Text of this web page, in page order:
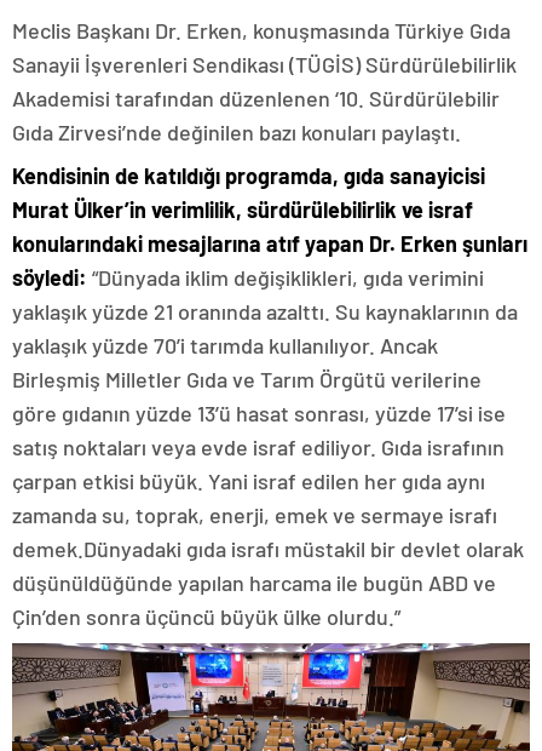
Meclis Başkanı Dr. Erken, konuşmasında Türkiye Gıda
Sanayii İşverenleri Sendikası (TÜGİS) Sürdürülebilirlik
Akademisi tarafından düzenlenen ‘10. Sürdürülebilir
Gıda Zirvesi’nde değinilen bazı konuları paylaştı.
Kendisinin de katıldığı programda, gıda sanayicisi
Murat Ülker’in verimlilik, sürdürülebilirlik ve israf
konularındaki mesajlarına atıf yapan Dr. Erken şunları
söyledi: “Dünyada iklim değişiklikleri, gıda verimini
yaklaşık yüzde 21 oranında azalttı. Su kaynaklarının da
yaklaşık yüzde 70’i tarımda kullanılıyor. Ancak
Birleşmiş Milletler Gıda ve Tarım Örgütü verilerine
göre gıdanın yüzde 13’ü hasat sonrası, yüzde 17’si ise
satış noktaları veya evde israf ediliyor. Gıda israfının
çarpan etkisi büyük. Yani israf edilen her gıda aynı
zamanda su, toprak, enerji, emek ve sermaye israfı
demek.Dünyadaki gıda israfı müstakil bir devlet olarak
düşünüldüğünde yapılan harcama ile bugün ABD ve
Çin’den sonra üçüncü büyük ülke olurdu.”